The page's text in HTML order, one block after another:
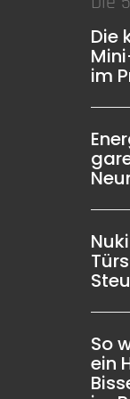
Die
im
So
ein